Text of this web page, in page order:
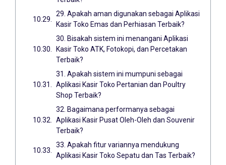
29. Apakah aman digunakan sebagai Aplikasi
Kasir Toko Emas dan Perhiasan Terbaik?
30. Bisakah sistem ini menangani Aplikasi
Kasir Toko ATK, Fotokopi, dan Percetakan
Terbaik?
31. Apakah sistem ini mumpuni sebagai
Aplikasi Kasir Toko Pertanian dan Poultry
Shop Terbaik?
32. Bagaimana performanya sebagai
Aplikasi Kasir Pusat Oleh-Oleh dan Souvenir
Terbaik?
33. Apakah fitur variannya mendukung
Aplikasi Kasir Toko Sepatu dan Tas Terbaik?